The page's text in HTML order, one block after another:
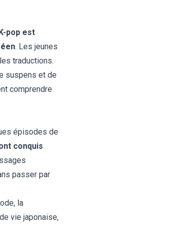
K-pop est
. Les jeunes
traductions.
suspens et de
comprendre
épisodes de
conquis
passer par
la
vie japonaise,